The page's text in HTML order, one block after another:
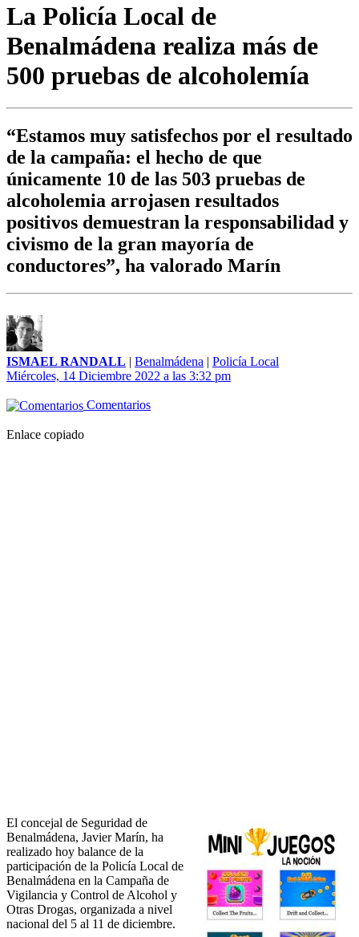
La Policía Local de
Benalmádena realiza más de
500 pruebas de alcoholemía
“Estamos muy satisfechos por el resultado
de la campaña: el hecho de que
únicamente 10 de las 503 pruebas de
alcoholemia arrojasen resultados
positivos demuestran la responsabilidad y
civismo de la gran mayoría de
conductores”, ha valorado Marín
ISMAEL RANDALL | Benalmádena | Policía Local
Miércoles, 14 Diciembre 2022 a las 3:32 pm
Comentarios
Enlace copiado
El concejal de Seguridad de
Benalmádena, Javier Marín, ha
realizado hoy balance de la
participación de la Policía Local de
Benalmádena en la Campaña de
Vigilancia y Control de Alcohol y
Otras Drogas, organizada a nivel
nacional del 5 al 11 de diciembre.